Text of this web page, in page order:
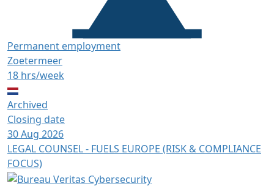
Permanent employment
Zoetermeer
18 hrs/week
Archived
Closing date
30 Aug 2026
LEGAL COUNSEL - FUELS EUROPE (RISK & COMPLIANCE
FOCUS)